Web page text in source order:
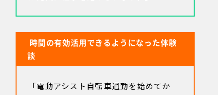
時間の有効活用できるようになった体験
談
「電動アシスト自転車通勤を始めてか